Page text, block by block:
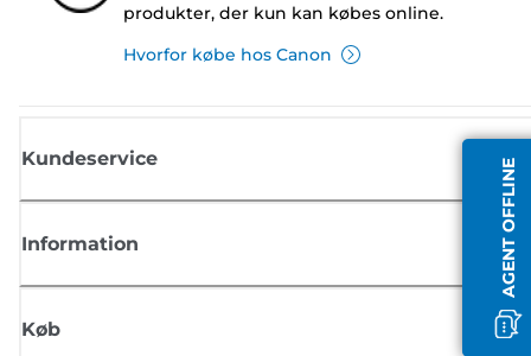
AGENT OFFLINE
produkter, der kun kan købes online.
Hvorfor købe hos Canon
Kundeservice
Information
Køb